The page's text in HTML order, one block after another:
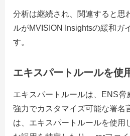
分析は継続され、関連すると思
ルがMVISION Insightsの緩和ガ
す。
エキスパートルールを使
エキスパートルールは、ENS脅
強力でカスタマイズ可能な署名
は、エキスパートルールを使用